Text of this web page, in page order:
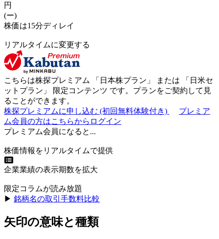
円
(ー)
株価は15分ディレイ
リアルタイムに変更する
こちらは株探プレミアム 「 日本株プラン 」 または 「 日米セ
ットプラン 」 限定コンテンツ です。プランをご契約して見
ることができます。
株探プレミアムに申し込む (初回無料体験付き)
プレミア
ム会員の方はこちらからログイン
プレミアム会員になると...
株価情報をリアルタイムで提供
企業業績の表示期数を拡大
限定コラムが読み放題
▶︎ 銘柄名の取引手数料比較
矢印の意味と種類